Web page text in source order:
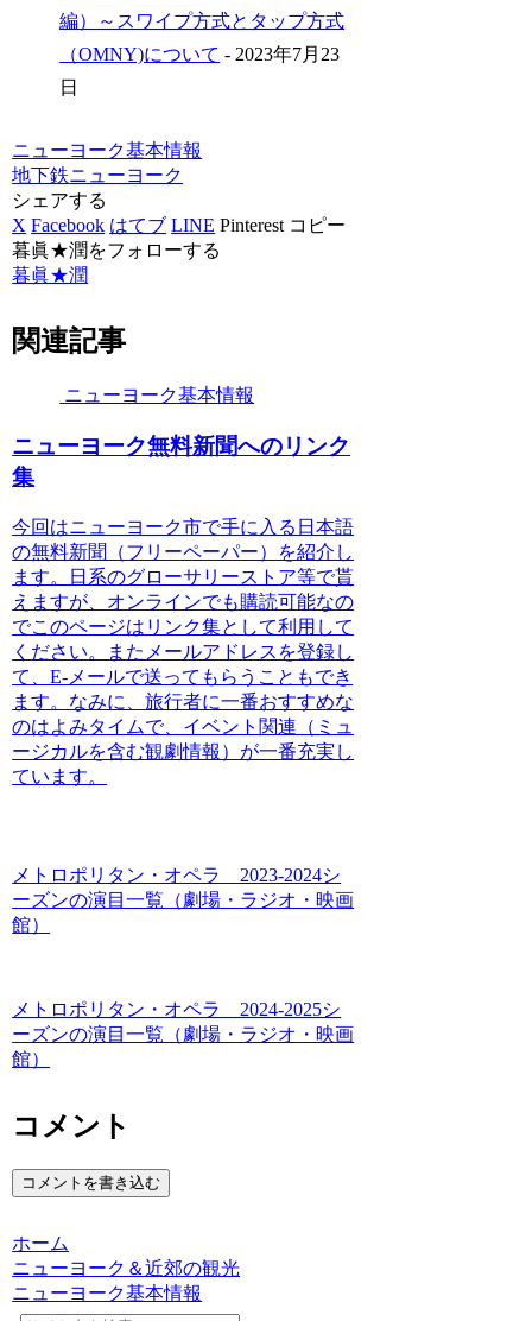
編）～スワイプ方式とタップ方式
（OMNY)について - 2023年7月23
日
ニューヨーク基本情報
地下鉄ニューヨーク
シェアする
X Facebook はてブ LINE Pinterest コピー
暮眞★潤をフォローする
暮眞★潤
関連記事
ニューヨーク基本情報
ニューヨーク無料新聞へのリンク
集
今回はニューヨーク市で手に入る日本語
の無料新聞（フリーペーパー）を紹介し
ます。日系のグローサリーストア等で貰
えますが、オンラインでも購読可能なの
でこのページはリンク集として利用して
ください。またメールアドレスを登録し
て、E-メールで送ってもらうこともでき
ます。なみに、旅行者に一番おすすめな
のはよみタイムで、イベント関連（ミュ
ージカルを含む観劇情報）が一番充実し
ています。
メトロポリタン・オペラ 2023-2024シ
ーズンの演目一覧（劇場・ラジオ・映画
館）
メトロポリタン・オペラ 2024-2025シ
ーズンの演目一覧（劇場・ラジオ・映画
館）
コメント
コメントを書き込む
ホーム
ニューヨーク＆近郊の観光
ニューヨーク基本情報